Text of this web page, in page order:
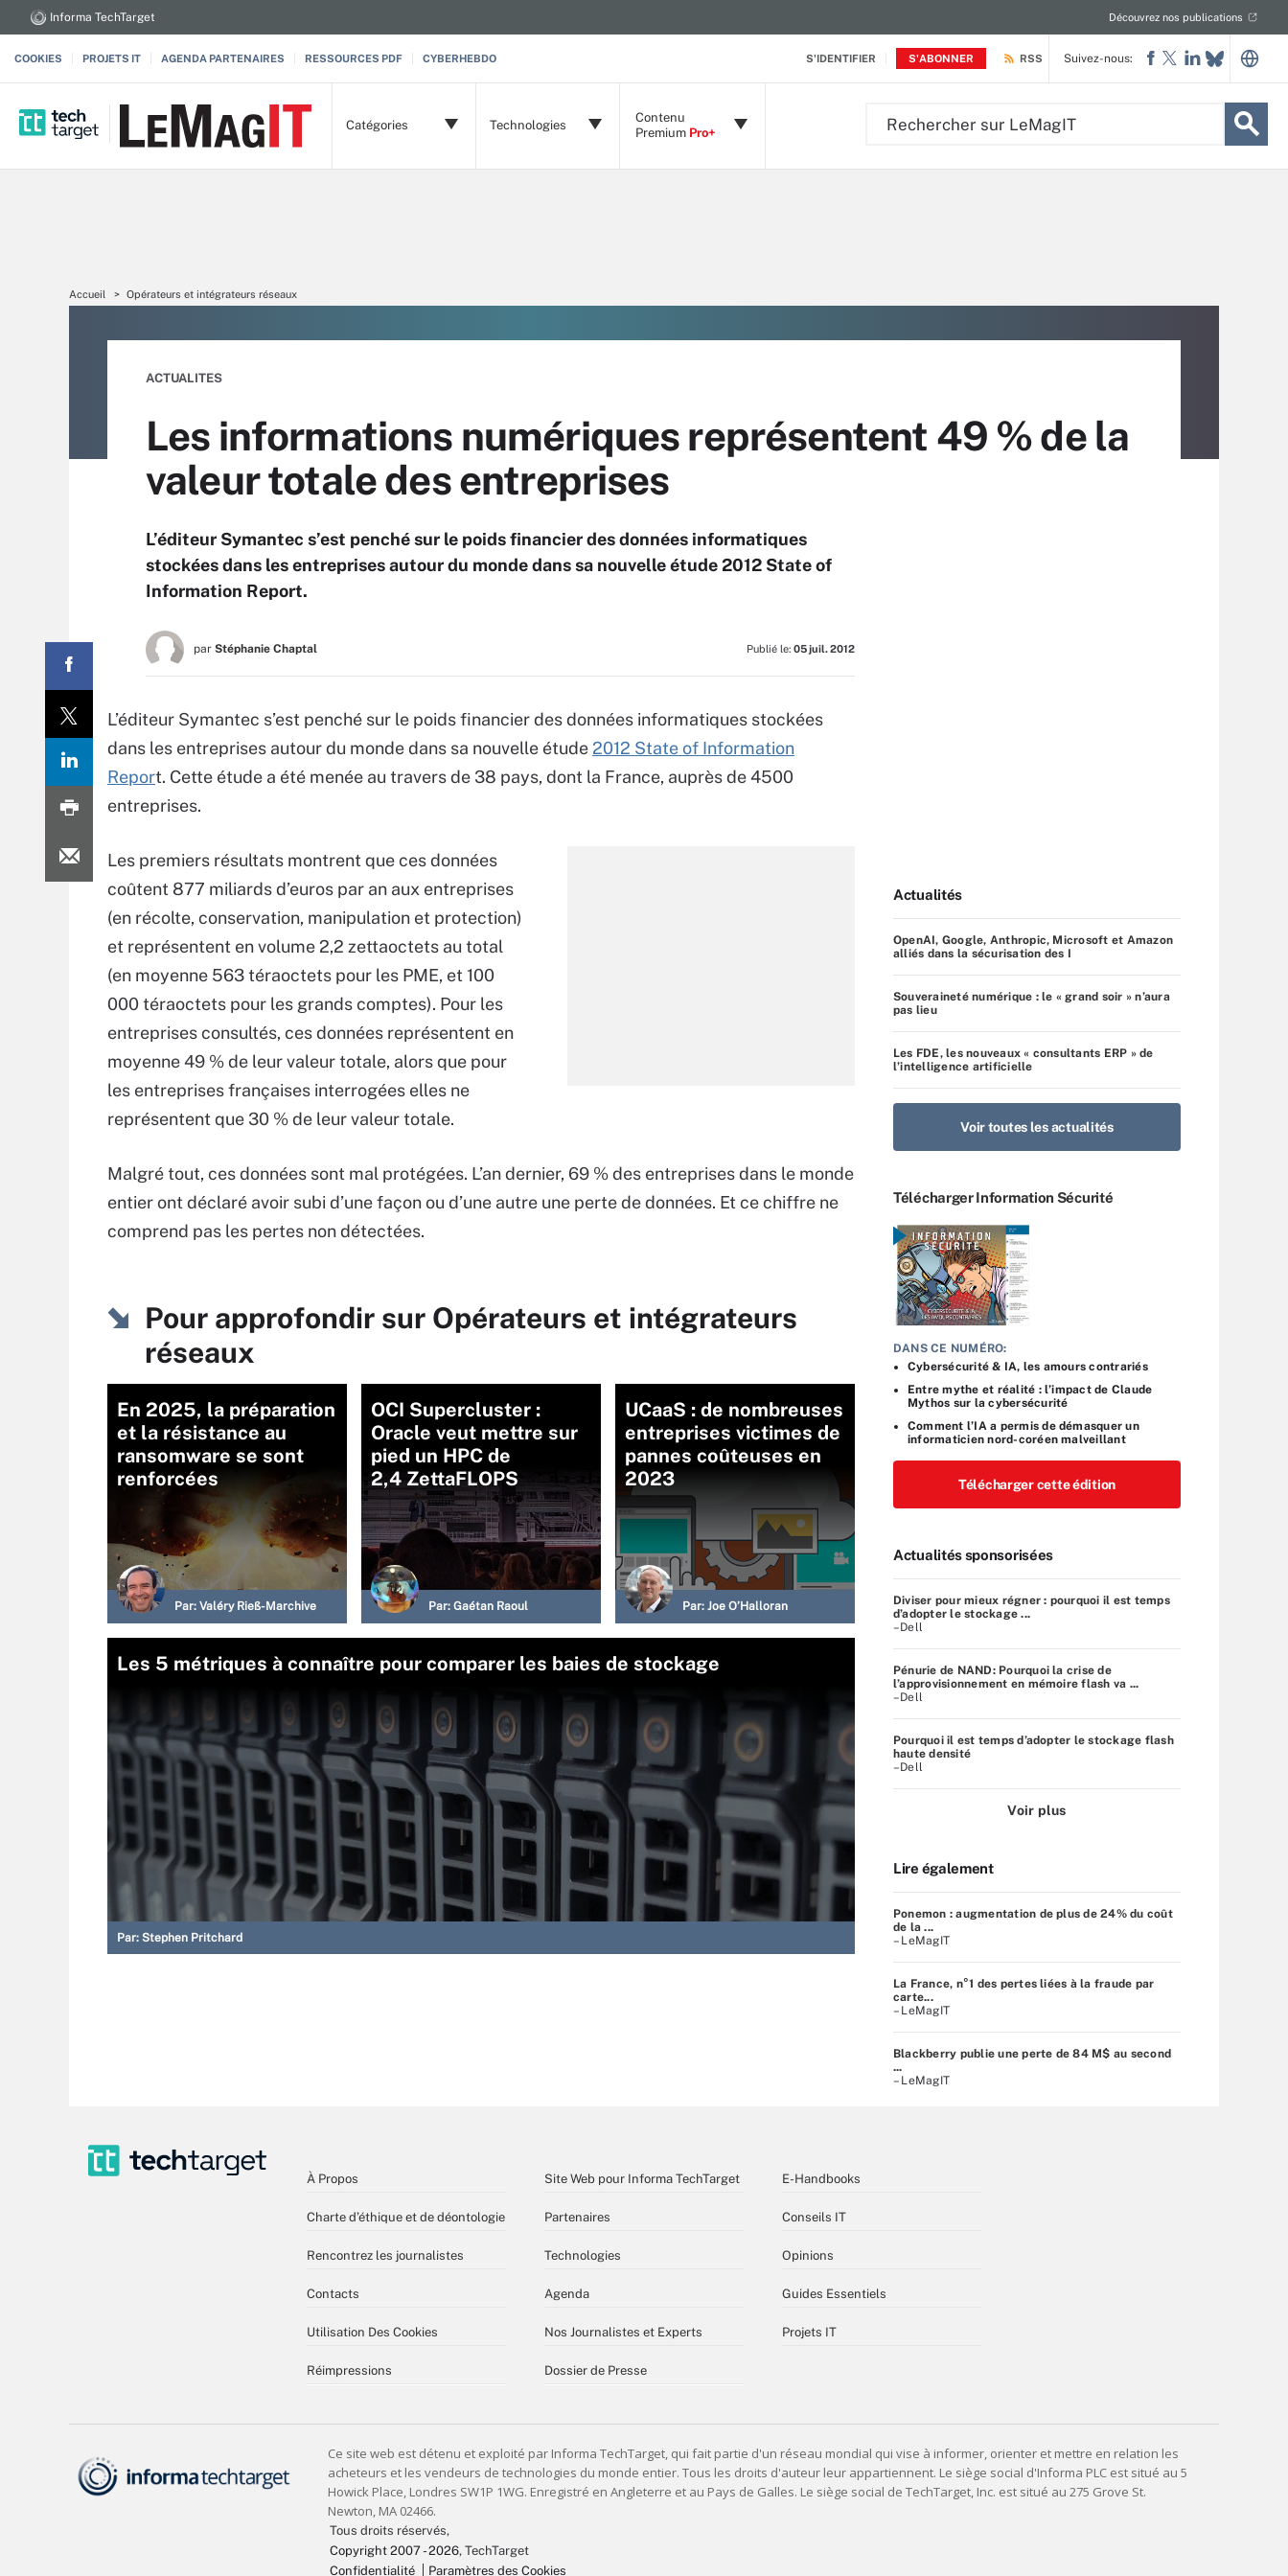
S'IDENTIFIER S'ABONNER
Informa TechTarget Découvrez nos publications
COOKIES PROJETS IT AGENDA PARTENAIRES RESSOURCES PDF CYBERHEBDO RSS
Catégories Technologies
Contenu
Premium Pro+
Suivez-nous:
Accueil Opérateurs et intégrateurs réseaux
ACTUALITES
Les informations numériques représentent 49 % de la
valeur totale des entreprises
L’éditeur Symantec s’est penché sur le poids financier des données informatiques
stockées dans les entreprises autour du monde dans sa nouvelle étude 2012 State of
Information Report.
par Stéphanie Chaptal Publié le: 05 juil. 2012
L’éditeur Symantec s’est penché sur le poids financier des données informatiques stockées
dans les entreprises autour du monde dans sa nouvelle étude 2012 State of Information
Report. Cette étude a été menée au travers de 38 pays, dont la France, auprès de 4500
entreprises.
Les premiers résultats montrent que ces données
coûtent 877 miliards d’euros par an aux entreprises
(en récolte, conservation, manipulation et protection)
et représentent en volume 2,2 zettaoctets au total
(en moyenne 563 téraoctets pour les PME, et 100
000 téraoctets pour les grands comptes). Pour les
entreprises consultés, ces données représentent en
moyenne 49 % de leur valeur totale, alors que pour
les entreprises françaises interrogées elles ne
représentent que 30 % de leur valeur totale.
Malgré tout, ces données sont mal protégées. L’an dernier, 69 % des entreprises dans le monde
entier ont déclaré avoir subi d’une façon ou d’une autre une perte de données. Et ce chiffre ne
comprend pas les pertes non détectées.
Pour approfondir sur Opérateurs et intégrateurs
réseaux
En 2025, la préparation
et la résistance au
ransomware se sont
renforcées
Par: Valéry Rieß-Marchive
OCI Supercluster :
Oracle veut mettre sur
pied un HPC de
2,4 ZettaFLOPS
Par: Gaétan Raoul
UCaaS : de nombreuses
entreprises victimes de
pannes coûteuses en
2023
Par: Joe O’Halloran
Les 5 métriques à connaître pour comparer les baies de stockage
Par: Stephen Pritchard
Actualités
OpenAI, Google, Anthropic, Microsoft et Amazon
alliés dans la sécurisation des I
Souveraineté numérique : le « grand soir » n’aura
pas lieu
Les FDE, les nouveaux « consultants ERP » de
l’intelligence artificielle
Voir toutes les actualités
Télécharger Information Sécurité
DANS CE NUMÉRO:
Cybersécurité & IA, les amours contrariés
Entre mythe et réalité : l’impact de Claude
Mythos sur la cybersécurité
Comment l’IA a permis de démasquer un
informaticien nord-coréen malveillant
Télécharger cette édition
Actualités sponsorisées
Diviser pour mieux régner : pourquoi il est temps
d’adopter le stockage ...
–Dell
Pénurie de NAND: Pourquoi la crise de
l’approvisionnement en mémoire flash va ...
–Dell
Pourquoi il est temps d’adopter le stockage flash
haute densité
–Dell
Voir plus
Lire également
Ponemon : augmentation de plus de 24% du coût
de la ...
– LeMagIT
La France, n°1 des pertes liées à la fraude par
carte...
– LeMagIT
Blackberry publie une perte de 84 M$ au second
...
– LeMagIT
À Propos
Charte d’éthique et de déontologie
Rencontrez les journalistes
Contacts
Utilisation Des Cookies
Réimpressions
Site Web pour Informa TechTarget
Partenaires
Technologies
Agenda
Nos Journalistes et Experts
Dossier de Presse
E-Handbooks
Conseils IT
Opinions
Guides Essentiels
Projets IT
Tous droits réservés,
Copyright 2007 - 2026, TechTarget
Confidentialité
Paramètres des Cookies